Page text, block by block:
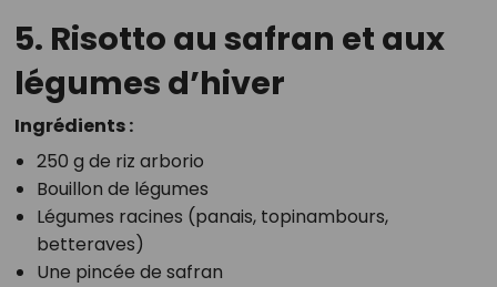
5. Risotto au safran et aux
légumes d’hiver
Ingrédients :
250 g de riz arborio
Bouillon de légumes
Légumes racines (panais, topinambours,
betteraves)
Une pincée de safran